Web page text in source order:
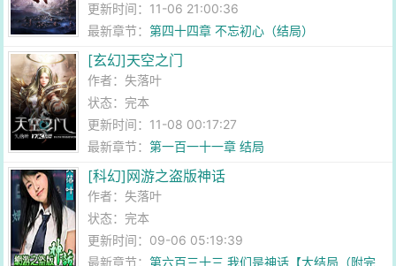
更新时间：11-06 21:00:36
最新章节：第四十四章 不忘初心（结局）
[玄幻]天空之门
作者：失落叶
状态：完本
更新时间：11-08 00:17:27
最新章节：第一百一十一章 结局
[科幻]网游之盗版神话
作者：失落叶
状态：完本
更新时间：09-06 05:19:39
最新章节：第六百三十三 我们是神话【大结局（附完